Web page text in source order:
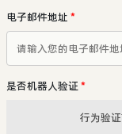
电子邮件地址 *
是否机器人验证 *
行为验